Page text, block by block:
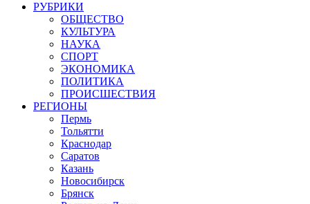
РУБРИКИ
ОБЩЕСТВО
КУЛЬТУРА
НАУКА
СПОРТ
ЭКОНОМИКА
ПОЛИТИКА
ПРОИСШЕСТВИЯ
РЕГИОНЫ
Пермь
Тольятти
Краснодар
Саратов
Казань
Новосибирск
Брянск